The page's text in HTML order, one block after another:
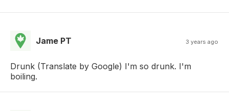
Jame PT 3 years ago
Drunk (Translate by Google) I'm so drunk. I'm
boiling.